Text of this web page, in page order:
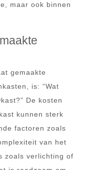
maar ook binnen
gemaakte
is: “Wat
De kosten
kunnen sterk
factoren zoals
van het
zoals verlichting of